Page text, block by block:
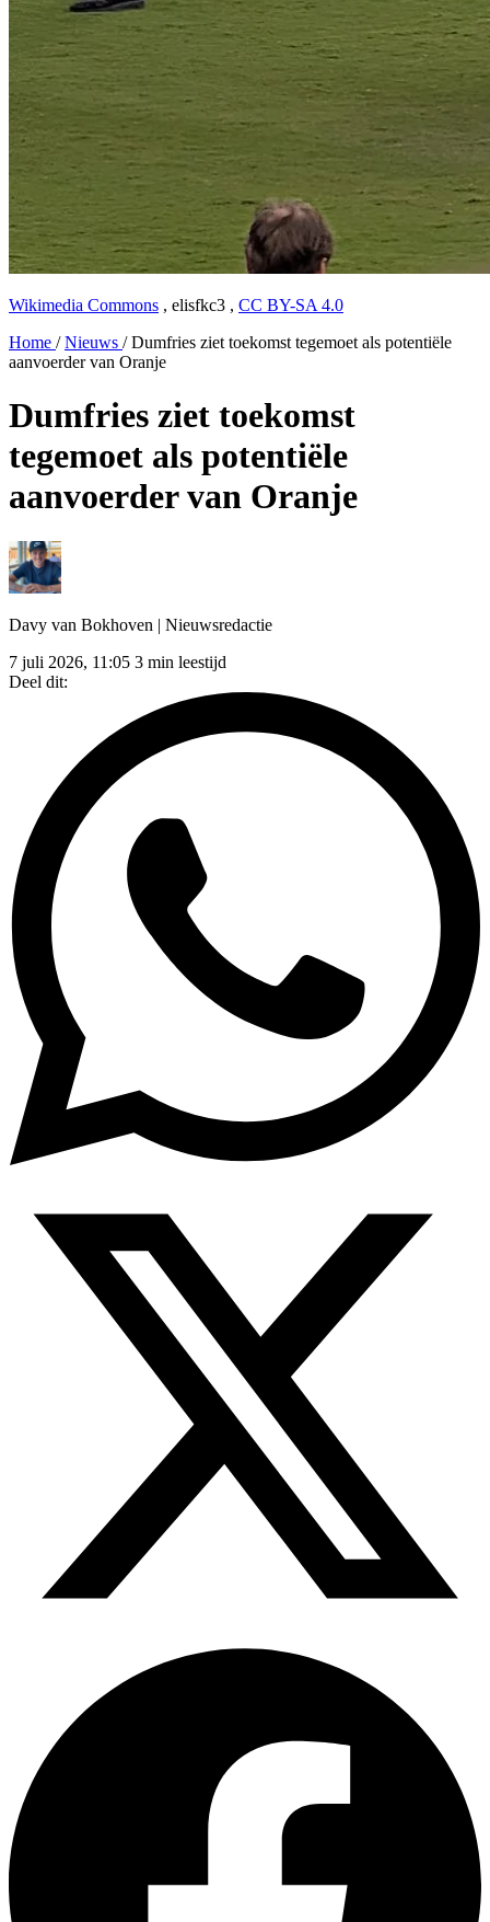
Wikimedia Commons , elisfkc3 , CC BY-SA 4.0
Home / Nieuws / Dumfries ziet toekomst tegemoet als potentiële
aanvoerder van Oranje
Dumfries ziet toekomst
tegemoet als potentiële
aanvoerder van Oranje
Davy van Bokhoven | Nieuwsredactie
7 juli 2026, 11:05 3 min leestijd
Deel dit: